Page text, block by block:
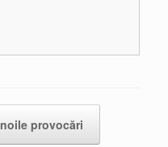
provocări